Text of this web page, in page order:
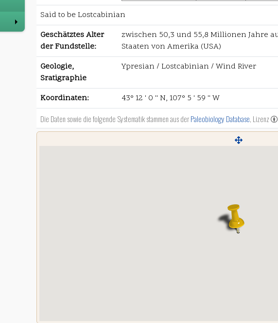
Said to be Lostcabinian
Geschätztes Alter
der Fundstelle:
zwischen 50,3 und 55,8 Millionen Jahre
Staaten von Amerika (USA)
Geologie,
Sratigraphie
Ypresian / Lostcabinian / Wind River
Koordinaten:
43° 12 ' 0 '' N, 107° 5 ' 59 '' W
Die Daten sowie die folgende Systematik stammen aus derPaleobiology Database, Lizenz